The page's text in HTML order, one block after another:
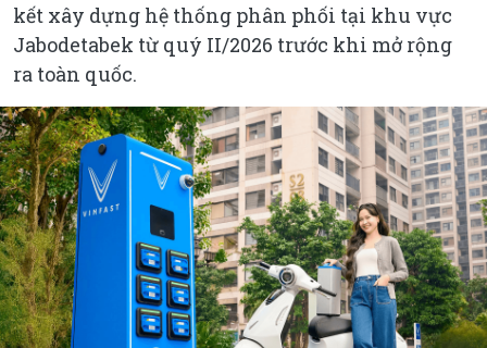
kết xây dựng hệ thống phân phối tại khu vực
Jabodetabek từ quý II/2026 trước khi mở rộng
ra toàn quốc.